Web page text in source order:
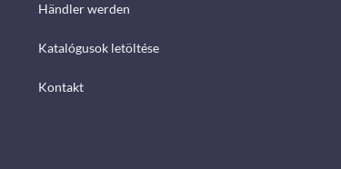
Händler werden
Katalógusok letöltése
Kontakt